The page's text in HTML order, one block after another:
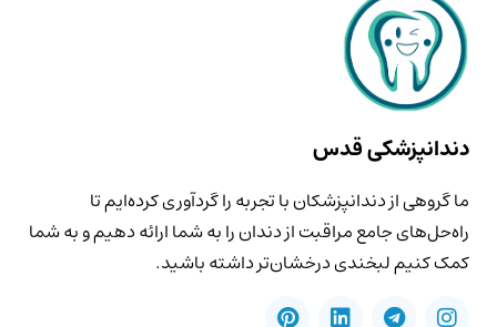
دندانپزشکی قدس
ما گروهی از دندانپزشکان با تجربه را گردآوری کرده‌ایم تا
راه‌حل‌های جامع مراقبت از دندان را به شما ارائه دهیم و به شما
کمک کنیم لبخندی درخشان‌تر داشته باشید.